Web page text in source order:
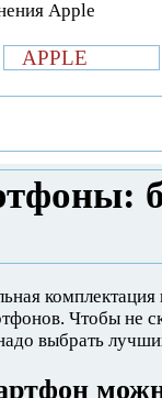
APPLE
Чтобы не
выбрать